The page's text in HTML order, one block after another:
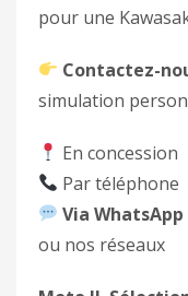
pour une
Contactez-
simulation
En concession
Par téléphone
Via WhatsApp
ou nos réseaux